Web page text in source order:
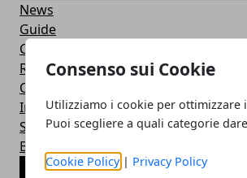
Consenso sui Cookie
Utilizziamo i cookie per
Puoi scegliere a quali categorie
Cookie Policy| Privacy Policy
News
Guide
Confronti
Recensioni
Offerte
Intelligenza Artificiale
Startup & Innovazione
Business
ARTICOLI POPOLARI